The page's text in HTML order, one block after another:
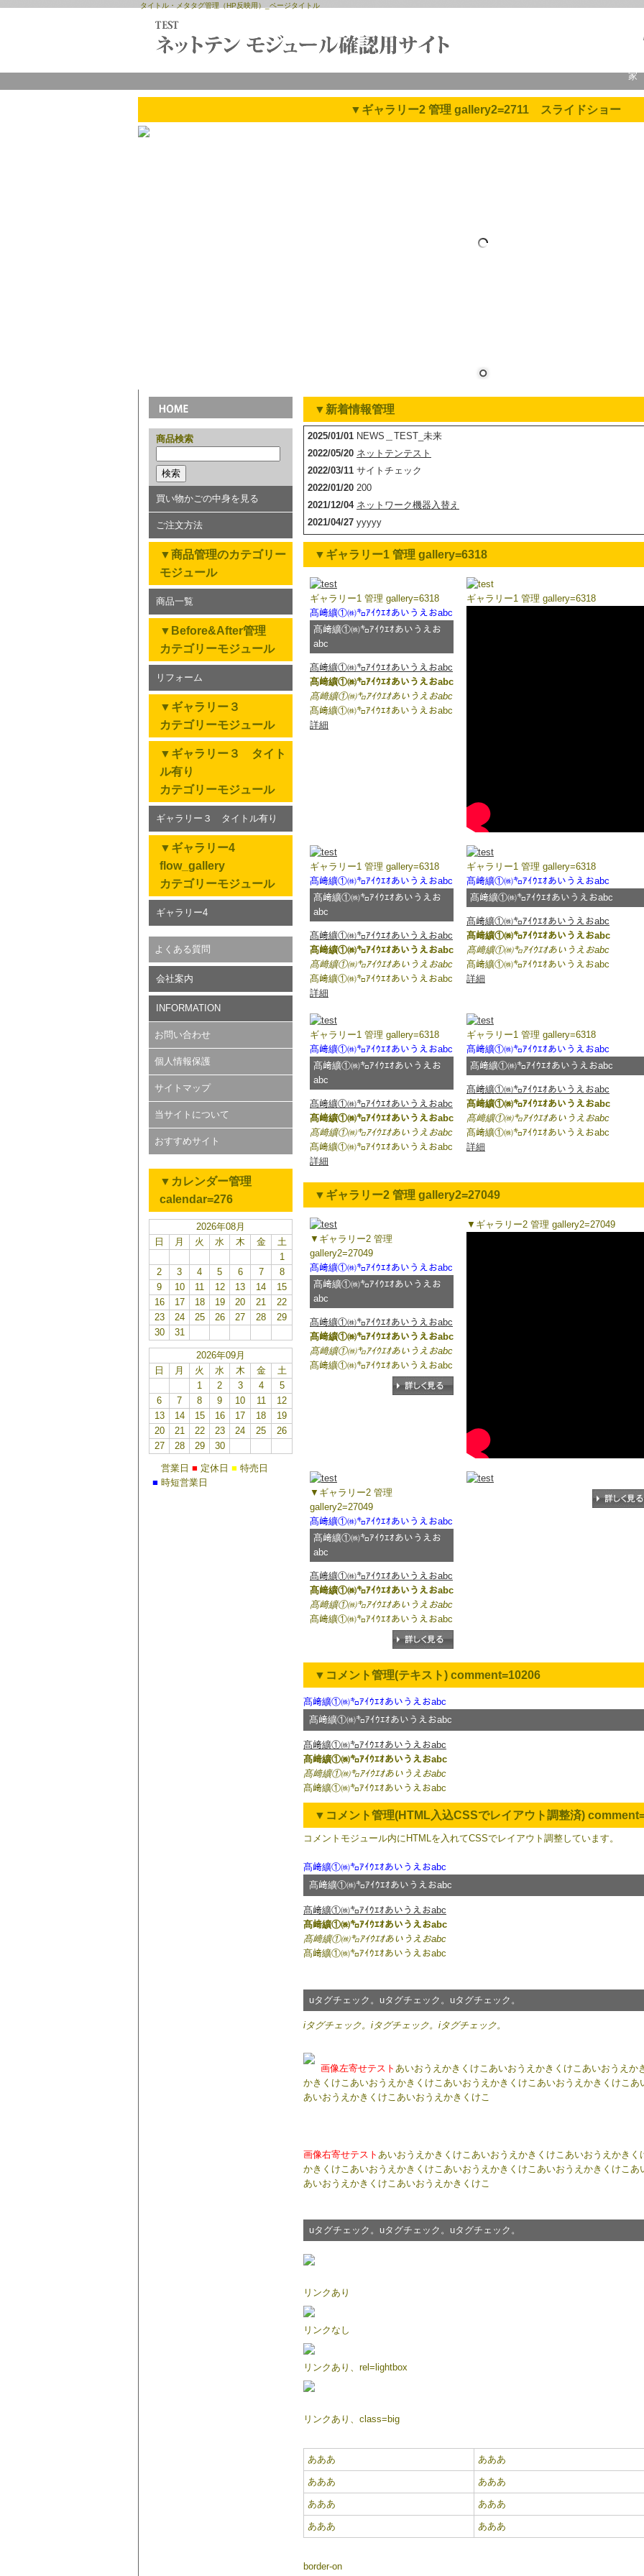
タイトル・メタタグ管理（HP反映用）_ページタイトル
家
▼ギャラリー2 管理 gallery2=2711 スライドショー
▼新着情報管理
2025/01/01 NEWS＿TEST_未来
2022/05/20 ネットテンテスト
2022/03/11 サイトチェック
2022/01/20 200
2021/12/04 ネットワーク機器入替え
2021/04/27 yyyyy
2021/04/24社内IPテスト
2021/01/15確認テスト
2020/08/25
news----------01
2020/03/24濱田テスト
2013/12/17テストで追加
2013/12/13
2013/12/12
新着情報 △△△△△
2013/12/11新着情報 □□□□□
▼ギャラリー1 管理 gallery=6318
ギャラリー1 管理 gallery=6318
髙﨑纊①㈱㌔ｱｲｳｴｵあいうえおabc
髙﨑纊①㈱㌔ｱｲｳｴｵあいうえお
abc
髙﨑纊①㈱㌔ｱｲｳｴｵあいうえおabc
髙﨑纊①㈱㌔ｱｲｳｴｵあいうえおabc
髙﨑纊①㈱㌔ｱｲｳｴｵあいうえおabc
髙﨑纊①㈱㌔ｱｲｳｴｵあいうえおabc
詳細
ギャラリー1 管理 gallery=6318
ギャラリー1 管理 gallery=6318
髙﨑纊①㈱㌔ｱｲｳｴｵあいうえおabc
髙﨑纊①㈱㌔ｱｲｳｴｵあいうえお
abc
髙﨑纊①㈱㌔ｱｲｳｴｵあいうえおabc
髙﨑纊①㈱㌔ｱｲｳｴｵあいうえおabc
髙﨑纊①㈱㌔ｱｲｳｴｵあいうえおabc
髙﨑纊①㈱㌔ｱｲｳｴｵあいうえおabc
詳細
ギャラリー1 管理 gallery=6318
髙﨑纊①㈱㌔ｱｲｳｴｵあいうえおabc
髙﨑纊①㈱㌔ｱｲｳｴｵあいうえおabc
髙﨑纊①㈱㌔ｱｲｳｴｵあいうえおabc
髙﨑纊①㈱㌔ｱｲｳｴｵあいうえおabc
髙﨑纊①㈱㌔ｱｲｳｴｵあいうえおabc
髙﨑纊①㈱㌔ｱｲｳｴｵあいうえおabc
詳細
ギャラリー1 管理 gallery=6318
髙﨑纊①㈱㌔ｱｲｳｴｵあいうえおabc
髙﨑纊①㈱㌔ｱｲｳｴｵあいうえお
abc
髙﨑纊①㈱㌔ｱｲｳｴｵあいうえおabc
髙﨑纊①㈱㌔ｱｲｳｴｵあいうえおabc
髙﨑纊①㈱㌔ｱｲｳｴｵあいうえおabc
髙﨑纊①㈱㌔ｱｲｳｴｵあいうえおabc
詳細
ギャラリー1 管理 gallery=6318
髙﨑纊①㈱㌔ｱｲｳｴｵあいうえおabc
髙﨑纊①㈱㌔ｱｲｳｴｵあいうえおabc
髙﨑纊①㈱㌔ｱｲｳｴｵあいうえおabc
髙﨑纊①㈱㌔ｱｲｳｴｵあいうえおabc
髙﨑纊①㈱㌔ｱｲｳｴｵあいうえおabc
髙﨑纊①㈱㌔ｱｲｳｴｵあいうえおabc
詳細
▼ギャラリー2 管理 gallery2=27049
▼ギャラリー2 管理
gallery2=27049
髙﨑纊①㈱㌔ｱｲｳｴｵあいうえおabc
髙﨑纊①㈱㌔ｱｲｳｴｵあいうえお
abc
髙﨑纊①㈱㌔ｱｲｳｴｵあいうえおabc
髙﨑纊①㈱㌔ｱｲｳｴｵあいうえおabc
髙﨑纊①㈱㌔ｱｲｳｴｵあいうえおabc
髙﨑纊①㈱㌔ｱｲｳｴｵあいうえおabc
▼ギャラリー2 管理 gallery2=27049
▼ギャラリー2 管理
gallery2=27049
髙﨑纊①㈱㌔ｱｲｳｴｵあいうえおabc
髙﨑纊①㈱㌔ｱｲｳｴｵあいうえお
abc
髙﨑纊①㈱㌔ｱｲｳｴｵあいうえおabc
髙﨑纊①㈱㌔ｱｲｳｴｵあいうえおabc
髙﨑纊①㈱㌔ｱｲｳｴｵあいうえおabc
髙﨑纊①㈱㌔ｱｲｳｴｵあいうえおabc
▼コメント管理(テキスト) comment=10206
髙﨑纊①㈱㌔ｱｲｳｴｵあいうえおabc
髙﨑纊①㈱㌔ｱｲｳｴｵあいうえおabc
髙﨑纊①㈱㌔ｱｲｳｴｵあいうえおabc
髙﨑纊①㈱㌔ｱｲｳｴｵあいうえおabc
髙﨑纊①㈱㌔ｱｲｳｴｵあいうえおabc
髙﨑纊①㈱㌔ｱｲｳｴｵあいうえおabc
▼コメント管理(HTML入込CSSでレイアウト調整済)
コメントモジュール内にHTMLを入れてCSSでレイアウト調整しています。
髙﨑纊①㈱㌔ｱｲｳｴｵあいうえおabc
髙﨑纊①㈱㌔ｱｲｳｴｵあいうえおabc
髙﨑纊①㈱㌔ｱｲｳｴｵあいうえおabc
髙﨑纊①㈱㌔ｱｲｳｴｵあいうえおabc
髙﨑纊①㈱㌔ｱｲｳｴｵあいうえおabc
髙﨑纊①㈱㌔ｱｲｳｴｵあいうえおabc
uタグチェック。uタグチェック。uタグチェック。
iタグチェック。iタグチェック。iタグチェック。
画像左寄せテスト あいおうえかきくけこあいおうえかきくけこあいおうえ
かきくけこあいおうえかきくけこあいおうえかきくけこあいおうえかきくけこ
あいおうえかきくけこあいおうえかきくけこ
画像右寄せテスト あいおうえかきくけこあいおうえかきくけこあいおうえかき
かきくけこあいおうえかきくけこあいおうえかきくけこあいおうえかきくけこ
あいおうえかきくけこあいおうえかきくけこ
uタグチェック。uタグチェック。uタグチェック。
リンクあり
リンクなし
リンクあり、rel=lightbox
リンクあり、class=big
あああ あああ
あああ あああ
あああ あああ
あああ あああ
border-on
商品検索
買い物かごの中身を見る
ご注文方法
▼商品管理のカテゴリー
モジュール
商品一覧
▼Before&After管理
カテゴリーモジュール
リフォーム
▼ギャラリー３
カテゴリーモジュール
▼ギャラリー３ タイト
ル有り
カテゴリーモジュール
ギャラリー３ タイトル有り
▼ギャラリー4
flow_gallery
カテゴリーモジュール
ギャラリー4
よくある質問
会社案内
INFORMATION
お問い合わせ
個人情報保護
サイトマップ
当サイトについて
おすすめサイト
▼カレンダー管理
calendar=276
2026年08月
日
月 火 水 木 金
土
1
2
3 4 5 6 7
8
9
10 11 12 13 14
15
16
17 18 19 20 21
22
23
24 25 26 27 28
29
30
31
2026年09月
日
月 火 水 木 金
土
1
2 3 4
5
6
7 8 9 10 11
12
13
14 15 16 17 18
19
20
21 22 23 24 25
26
27
28 29 30
営業日 ■ 定休日 ■ 特売日
■ 時短営業日